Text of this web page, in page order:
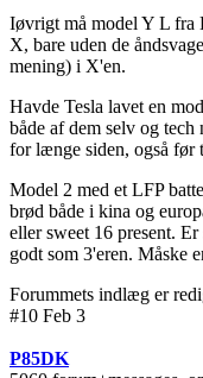
Iøvrigt må model Y L fra
X, bare uden de
mening) i X'en.
Havde Tesla lavet en
både af dem selv og
for længe siden, også før
Model 2 med et LFP
brød både i kina og
eller sweet 16 present.
godt som 3'eren. Måske
Forummets indlæg er
#10 Feb 3
P85DK